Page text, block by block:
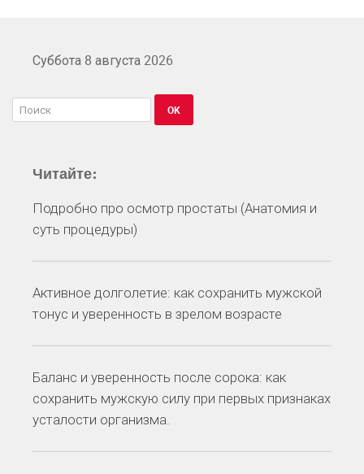
Суббота 8 августа 2026
OK
Читайте:
Подробно про осмотр простаты (Анатомия и
суть процедуры)
Активное долголетие: как сохранить мужской
тонус и уверенность в зрелом возрасте
Баланс и уверенность после сорока: как
сохранить мужскую силу при первых признаках
усталости организма.